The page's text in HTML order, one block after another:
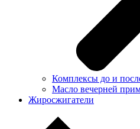
Комплексы до и
Масло вечерней
Жиросжигатели